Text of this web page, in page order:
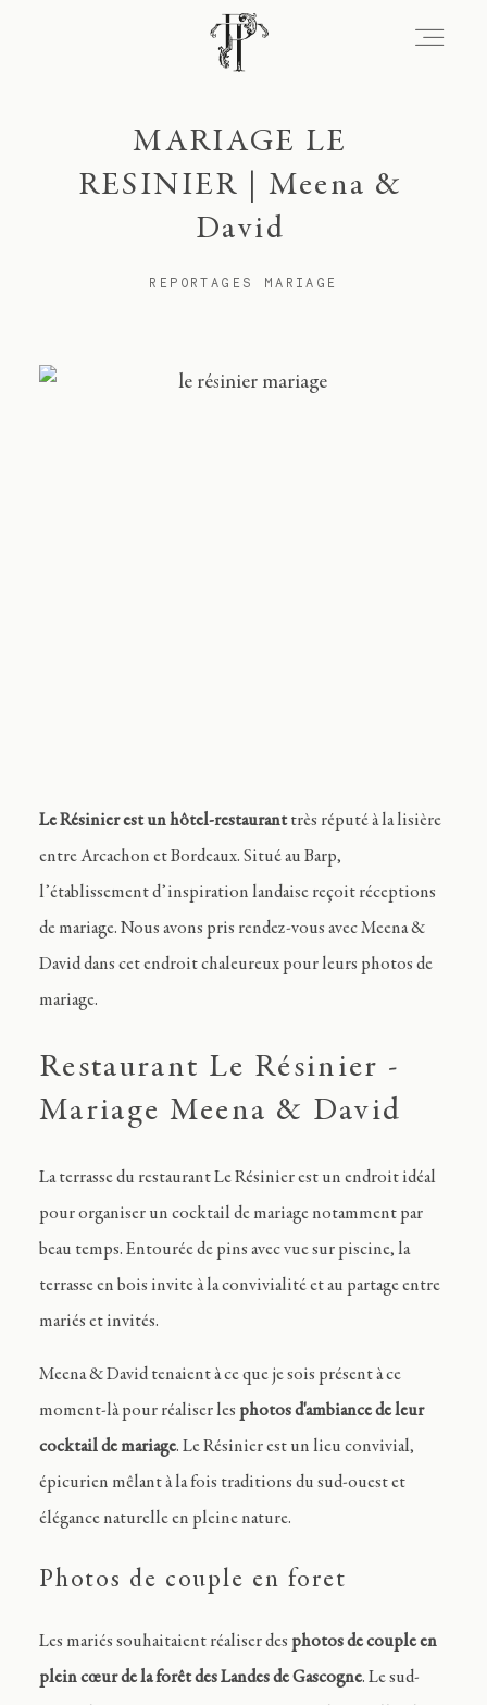
MARIAGE LE
RESINIER | Meena &
David
REPORTAGES MARIAGE
Le Résinier est un hôtel-restauranttrès réputé à la lisière
entre Arcachon et Bordeaux. Situé au Barp,
l’établissement d’inspiration landaise reçoit réceptions
de mariage. Nous avons pris rendez-vous avec Meena &
David dans cet endroit chaleureux pour leurs photos de
mariage.
Restaurant Le Résinier -
Mariage Meena & David
La terrasse du restaurant Le Résinier est un endroit idéal
pour organiser un cocktail de mariage notamment par
beau temps. Entourée de pins avec vue sur piscine, la
terrasse en bois invite à la convivialité et au partage entre
mariés et invités.
Meena & David tenaient à ce que je sois présent à ce
moment-là pour réaliser les photos d'ambiance de leur
cocktail de mariage. Le Résinier est un lieu convivial,
épicurien mêlant à la fois traditions du sud-ouest et
élégance naturelle en pleine nature.
Photos de couple en foret
Les mariés souhaitaient réaliser des photos de couple en
plein cœur de la forêt des Landes de Gascogne. Le sud-
Signature
Portfolio